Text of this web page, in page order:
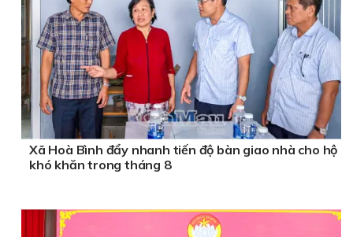
Xã Hoà Bình đẩy nhanh tiến độ bàn giao nhà cho hộ
khó khăn trong tháng 8